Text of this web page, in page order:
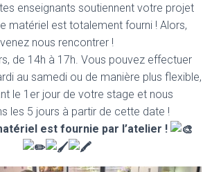
enseignants soutiennent votre projet
matériel est totalement fourni ! Alors,
venez nous rencontrer !
de 14h à 17h. Vous pouvez effectuer
au samedi ou de manière plus flexible,
le 1er jour de votre stage et nous
les 5 jours à partir de cette date !
est fournie par l’atelier !